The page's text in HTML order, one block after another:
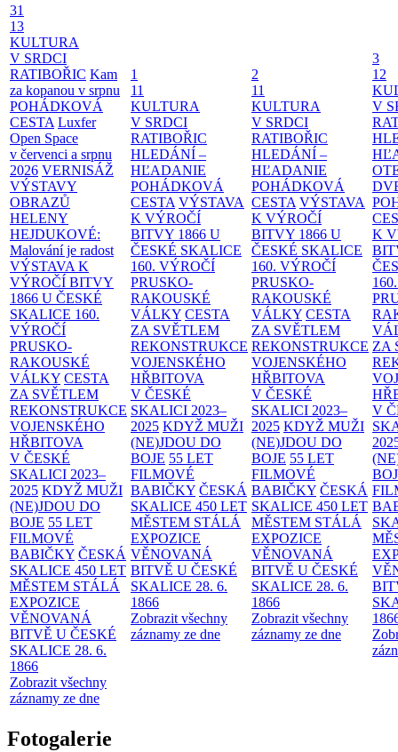
31
13
KULTURA
V SRDCI
RATIBOŘIC Kam
za kopanou v srpnu
POHÁDKOVÁ
CESTA Luxfer
Open Space
v červenci a srpnu
2026 VERNISÁŽ
VÝSTAVY
OBRAZŮ
HELENY
HEJDUKOVÉ:
Malování je radost
VÝSTAVA K
VÝROČÍ BITVY
1866 U ČESKÉ
SKALICE 160.
VÝROČÍ
PRUSKO-
RAKOUSKÉ
VÁLKY CESTA
ZA SVĚTLEM
REKONSTRUKCE
VOJENSKÉHO
HŘBITOVA
V ČESKÉ
SKALICI 2023–
2025 KDYŽ MUŽI
(NE)JDOU DO
BOJE 55 LET
FILMOVÉ
BABIČKY ČESKÁ
SKALICE 450 LET
MĚSTEM STÁLÁ
EXPOZICE
VĚNOVANÁ
BITVĚ U ČESKÉ
SKALICE 28. 6.
1866
Zobrazit všechny
záznamy ze dne
1
11
KULTURA
V SRDCI
RATIBOŘIC
HLEDÁNÍ –
HĽADANIE
POHÁDKOVÁ
CESTA VÝSTAVA
K VÝROČÍ
BITVY 1866 U
ČESKÉ SKALICE
160. VÝROČÍ
PRUSKO-
RAKOUSKÉ
VÁLKY CESTA
ZA SVĚTLEM
REKONSTRUKCE
VOJENSKÉHO
HŘBITOVA
V ČESKÉ
SKALICI 2023–
2025 KDYŽ MUŽI
(NE)JDOU DO
BOJE 55 LET
FILMOVÉ
BABIČKY ČESKÁ
SKALICE 450 LET
MĚSTEM STÁLÁ
EXPOZICE
VĚNOVANÁ
BITVĚ U ČESKÉ
SKALICE 28. 6.
1866
Zobrazit všechny
záznamy ze dne
2
11
KULTURA
V SRDCI
RATIBOŘIC
HLEDÁNÍ –
HĽADANIE
POHÁDKOVÁ
CESTA VÝSTAVA
K VÝROČÍ
BITVY 1866 U
ČESKÉ SKALICE
160. VÝROČÍ
PRUSKO-
RAKOUSKÉ
VÁLKY CESTA
ZA SVĚTLEM
REKONSTRUKCE
VOJENSKÉHO
HŘBITOVA
V ČESKÉ
SKALICI 2023–
2025 KDYŽ MUŽI
(NE)JDOU DO
BOJE 55 LET
FILMOVÉ
BABIČKY ČESKÁ
SKALICE 450 LET
MĚSTEM STÁLÁ
EXPOZICE
VĚNOVANÁ
BITVĚ U ČESKÉ
SKALICE 28. 6.
1866
Zobrazit všechny
záznamy ze dne
3
12
V
K
ZA
V
Fotogalerie